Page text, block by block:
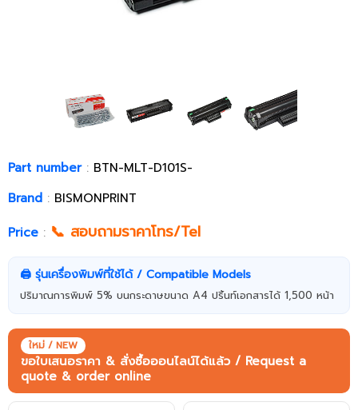
Part number: BTN-MLT-D101S-
Brand : BISMONPRINT
Price : 📞 สอบถามราคาโทร/Tel
🖨️ รุ่นเครื่องพิมพ์ที่ใช้ได้ / Compatible Models
ปริมาณการพิมพ์ 5% บนกระดาษขนาด A4 ปริ้นท์เอกสารได้ 1,500 หน้า
ใหม่ / NEW
ขอใบเสนอราคา & สั่งซื้อออนไลน์ได้แล้ว / Request a
quote & order online